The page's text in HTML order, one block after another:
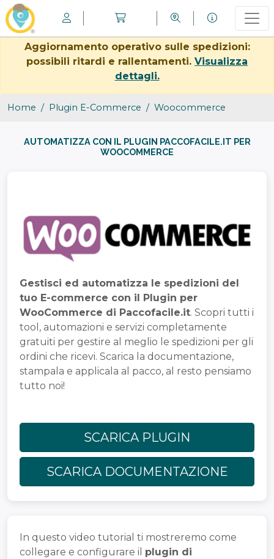
Aggiornamento operativo sulle spedizioni:
possibili ritardi e rallentamenti. Visualizza
dettagli.
Home Plugin E-Commerce Woocommerce
AUTOMATIZZA CON IL PLUGIN PACCOFACILE.IT PER
WOOCOMMERCE
Gestisci ed automatizza le spedizioni del
tuo E-commerce con il Plugin per
WooCommerce di Paccofacile.it. Scopri tutti i
tool, automazioni e servizi completamente
gratuiti per gestire al meglio le spedizioni per gli
ordini che ricevi. Scarica la documentazione,
stampala e applicala al pacco, al resto pensiamo
tutto noi!
SCARICA PLUGIN
SCARICA DOCUMENTAZIONE
In questo video tutorial ti mostreremo come
collegare e configurare il plugin di